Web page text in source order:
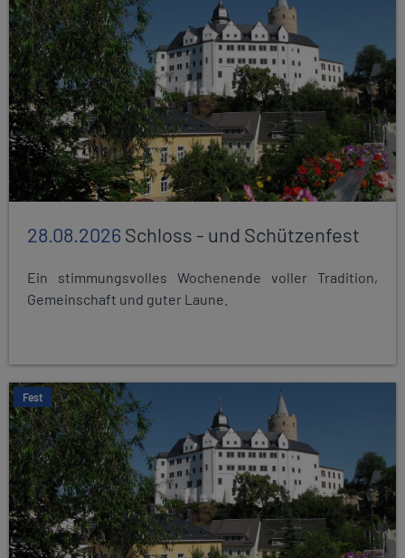
28.08.2026Schloss - und Schützenfest
Ein stimmungsvolles Wochenende voller Tradition,
Gemeinschaft und guter Laune.
Fest